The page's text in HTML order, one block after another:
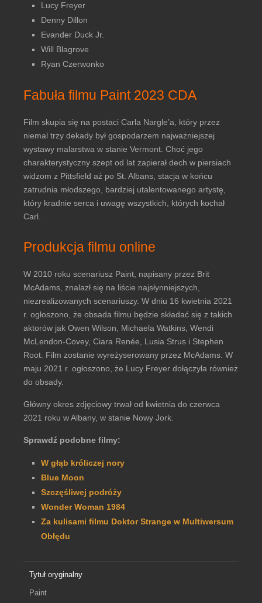
Lucy Freyer
Denny Dillon
Evander Duck Jr.
Will Blagrove
Ryan Czerwonko
Fabuła filmu Paint 2023 CDA
Film skupia się na postaci Carla Nargle’a, który przez
niemal trzy dekady był gospodarzem najważniejszej
wystawy malarstwa w stanie Vermont. Choć jego
charakterystyczny szept od lat zapierał dech w piersiach
widzom z Pittsfield aż po St. Albans, stacja w końcu
zatrudnia młodszego, bardziej utalentowanego artystę,
który kradnie serca i uwagę wszystkich, których kochał
Carl.
Produkcja filmu online
W 2010 roku scenariusz Paint, napisany przez Brit
McAdams, znalazł się na liście najsłynniejszych,
niezrealizowanych scenariuszy. W dniu 16 kwietnia 2021
r. ogłoszono, że obsada filmu będzie składać się z takich
aktorów jak Owen Wilson, Michaela Watkins, Wendi
McLendon-Covey, Ciara Renée, Lusia Strus i Stephen
Root. Film zostanie wyreżyserowany przez McAdams. W
maju 2021 r. ogłoszono, że Lucy Freyer dołączyła również
do obsady.
Główny okres zdjęciowy trwał od kwietnia do czerwca
2021 roku w Albany, w stanie Nowy Jork.
Sprawdź podobne filmy:
W głąb króliczej nory
Blue Moon
Szczęśliwej podróży
Wonder Woman 1984
Za kulisami filmu Doktor Strange w Multiwersum
Obłędu
Tytuł oryginalny
Paint